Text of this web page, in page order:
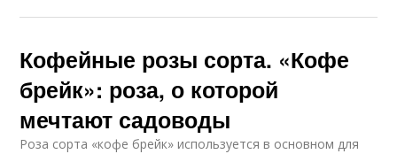
Кофейные розы сорта. «Кофе
брейк»: роза, о которой
мечтают садоводы
Роза сорта «кофе брейк» используется в основном для